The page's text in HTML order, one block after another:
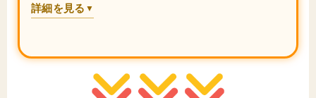
詳細を見る ▼